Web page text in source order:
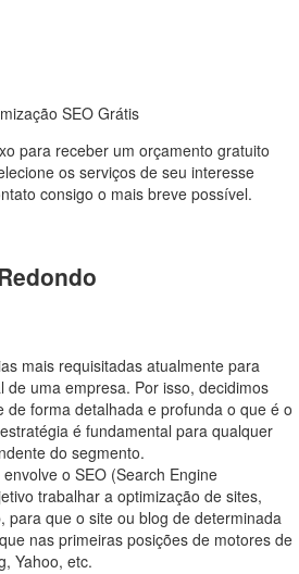
SEO Grátis
para receber um orçamento gratuito
os serviços de seu interesse
consigo o mais breve possível.
mais requisitadas atualmente para
de uma empresa. Por isso, decidimos
de forma detalhada e profunda o que é o
é fundamental para qualquer
do segmento.
o SEO (Search Engine
trabalhar a optimização de sites,
para que o site ou blog de determinada
nas primeiras posições de motores de
Yahoo, etc.